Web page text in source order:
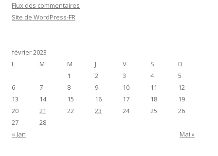
Flux des commentaires
Site de WordPress-FR
février 2023
L
M M J V S
D
1
2 3 4
5
6
7 8 9 10 11
12
13
14 15 16 17 18
19
20
21 22 23 24 25
26
27
28
« Jan
Mai »